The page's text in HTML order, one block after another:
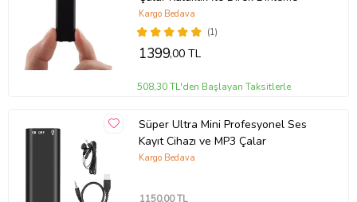
(1)
Kargo Bedava
1399,00 TL
508,30 TL'den Başlayan Taksitlerle
Süper Ultra Mini Profesyonel Ses
Kayıt Cihazı ve MP3 Çalar
Kargo Bedava
1150,00 TL